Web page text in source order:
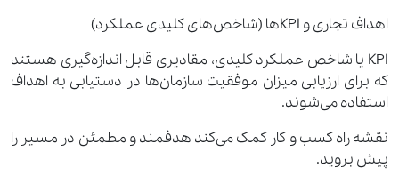
اهداف تجاری و KPIها (شاخص‌های کلیدی عملکرد)
KPI یا شاخص عملکرد کلیدی، مقادیری قابل اندازه‌گیری هستند
که برای ارزیابی میزان موفقیت سازمان‌ها در دستیابی به اهداف
استفاده می‌شوند.
نقشه راه کسب ‌و‌ کار کمک می‌کند هدفمند و مطمئن در مسیر را
پیش بروید.